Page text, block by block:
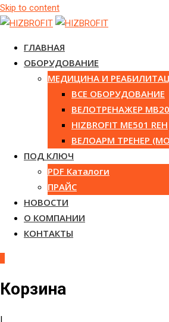
Skip to content
ГЛАВНАЯ
ОБОРУДОВАНИЕ
МЕДИЦИНА И
ВСЕ ОБОРУДОВАНИЕ
ВЕЛОТРЕНАЖЕР
HIZBROFIT ME501 REH
ВЕЛОАРМ ТРЕНЕР
ПОД КЛЮЧ
PDF Каталоги
ПРАЙС
НОВОСТИ
О КОМПАНИИ
КОНТАКТЫ
Корзина